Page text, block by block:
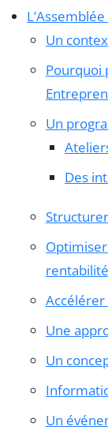
Un
Pourquoi
Un
Des
rentabilité
Une
Un
Un